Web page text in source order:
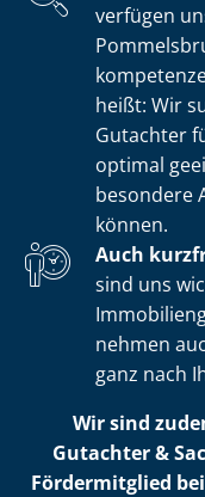
verfügen
heißt: Wir
Gutachter
optimal
besondere
können.
Auch
sind uns
nehmen
ganz nach
Wir sind
Gutachter &
Fördermitglied